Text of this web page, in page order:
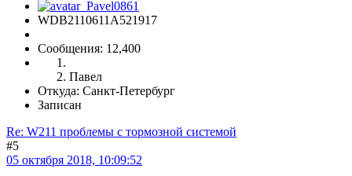
WDB2110611A521917
Сообщения: 12,400
Павел
Откуда: Санкт-Петербург
Записан
Re: W211 проблемы с тормозной системой
#5
05 октября 2018, 10:09:52